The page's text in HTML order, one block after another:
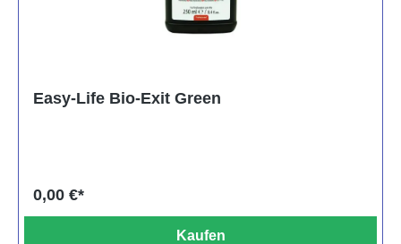
Easy-Life Bio-Exit Green
0,00 €*
Kaufen